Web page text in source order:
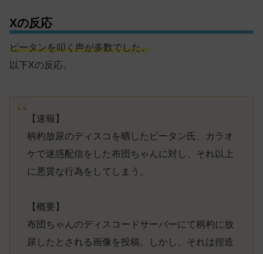
Xの反応
ピータンを叩く声が多数でした。
以下Xの反応。
【速報】
柄杓放尿のディスコを晒したピータン氏、カラオ
ケで迷惑配信をした布団ちゃんに対し、それ以上
に悪質な行為をしてしまう。
【概要】
布団ちゃんのディスコードサーバーにて柄杓に放
尿したとされる画像を投稿。しかし、それは捏造